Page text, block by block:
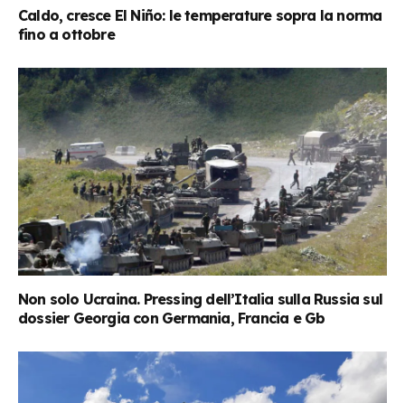
Caldo, cresce El Niño: le temperature sopra la norma
fino a ottobre
Non solo Ucraina. Pressing dell’Italia sulla Russia sul
dossier Georgia con Germania, Francia e Gb